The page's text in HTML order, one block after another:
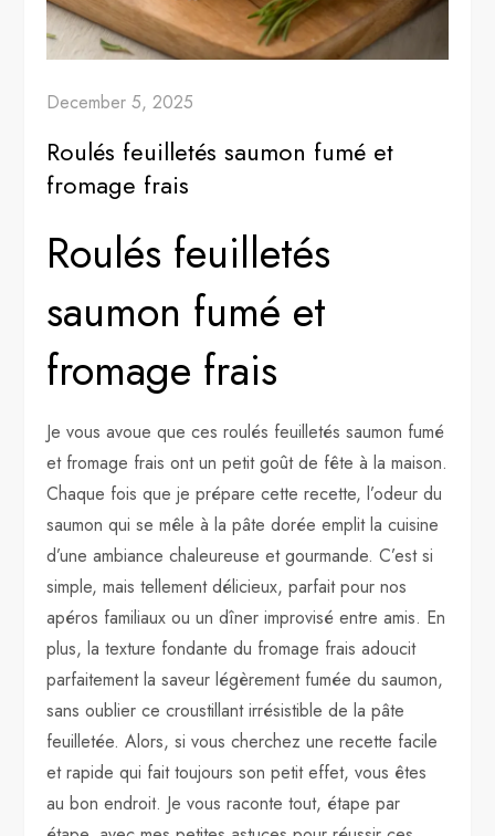
December 5, 2025
Roulés feuilletés saumon fumé et
fromage frais
Roulés feuilletés
saumon fumé et
fromage frais
Je vous avoue que ces roulés feuilletés saumon fumé
et fromage frais ont un petit goût de fête à la maison.
Chaque fois que je prépare cette recette, l’odeur du
saumon qui se mêle à la pâte dorée emplit la cuisine
d’une ambiance chaleureuse et gourmande. C’est si
simple, mais tellement délicieux, parfait pour nos
apéros familiaux ou un dîner improvisé entre amis. En
plus, la texture fondante du fromage frais adoucit
parfaitement la saveur légèrement fumée du saumon,
sans oublier ce croustillant irrésistible de la pâte
feuilletée. Alors, si vous cherchez une recette facile
et rapide qui fait toujours son petit effet, vous êtes
au bon endroit. Je vous raconte tout, étape par